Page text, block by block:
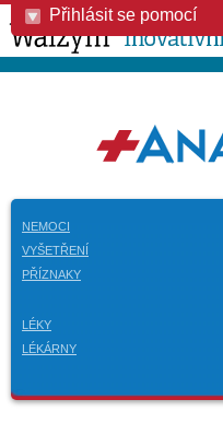
Přihlásit se pomocí
NEMOCI
VYŠETŘENÍ
PŘÍZNAKY
LÉKY
LÉKÁRNY